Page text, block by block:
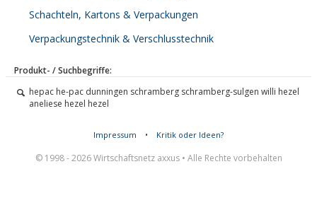
Schachteln, Kartons & Verpackungen
Verpackungstechnik & Verschlusstechnik
Produkt- / Suchbegriffe:
hepac he-pac dunningen schramberg schramberg-sulgen willi hezel
aneliese hezel hezel
Impressum • Kritik oder Ideen?
© 1998 - 2026 Wirtschaftsnetz axxus • Alle Rechte vorbehalten